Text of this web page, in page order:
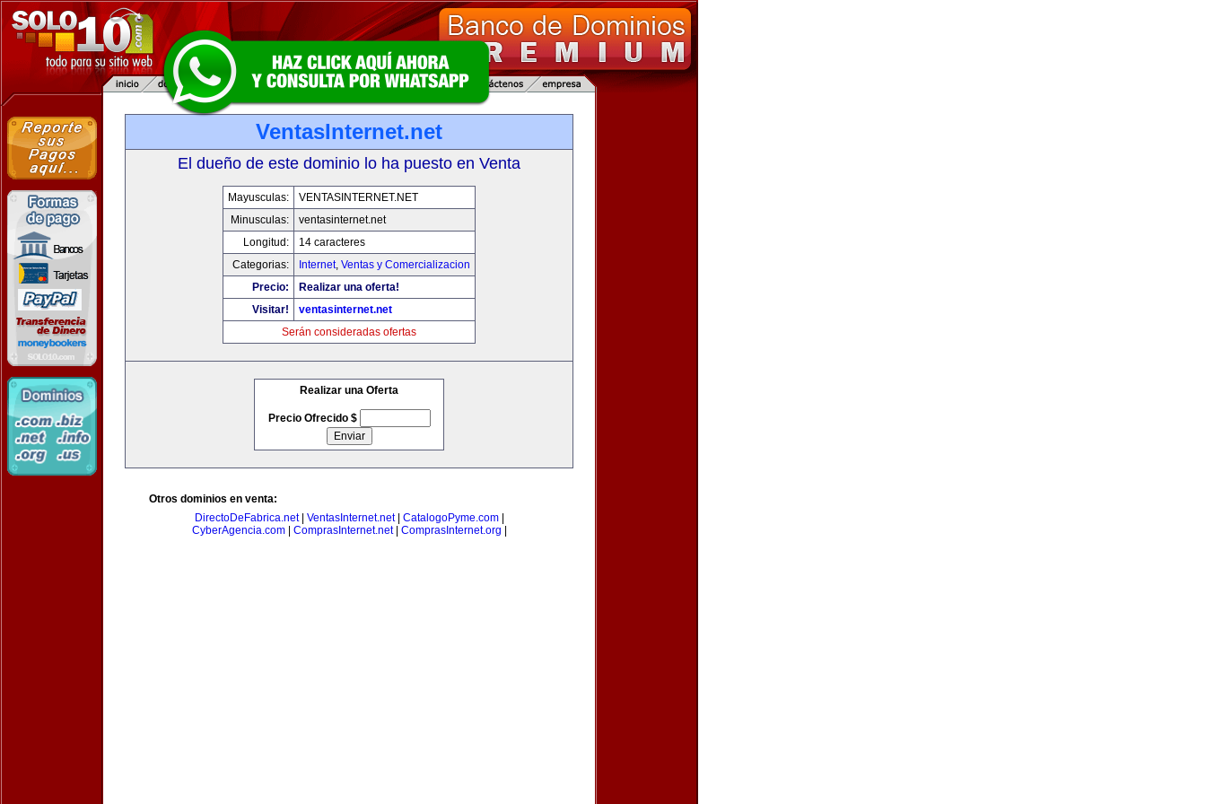
VentasInternet.net
El dueño de este dominio lo ha puesto en Venta
Mayusculas:
VENTASINTERNET.NET
Minusculas:
ventasinternet.net
Longitud:
14 caracteres
Categorias:
Internet, Ventas y Comercializacion
Precio:
Realizar una oferta!
Visitar!
ventasinternet.net
Serán consideradas ofertas
Realizar una Oferta
Precio Ofrecido $
Otros dominios en venta:
DirectoDeFabrica.net| VentasInternet.net| CatalogoPyme.com|
CyberAgencia.com| ComprasInternet.net| ComprasInternet.org